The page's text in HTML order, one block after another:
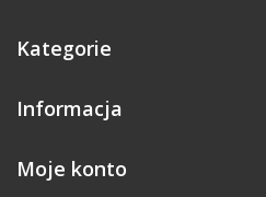
Kategorie
Informacja
Moje konto